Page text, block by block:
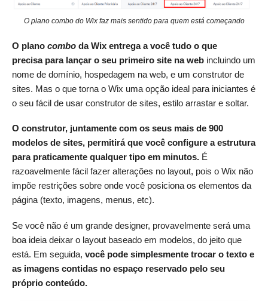
O plano combo do Wix faz mais sentido para quem está começando
O plano combo da Wix entrega a você tudo o que
precisapara lançar o seu primeiro site na web incluindo um
nome de domínio, hospedagem na web, e um construtor de
sites. Mas o que torna o Wix uma opção ideal para iniciantes é
o seu fácil de usar construtor de sites, estilo arrastar e soltar.
O construtor, juntamente com os seus mais de 900
modelos de sites, permitirá que você configure a estrutura
para praticamente qualquer tipo em minutos. É
razoavelmente fácil fazer alterações no layout, pois o Wix não
impõe restrições sobre onde você posiciona os elementos da
página (texto, imagens, menus, etc).
Se você não é um grande designer, provavelmente será uma
boa ideia deixar o layout baseado em modelos, do jeito que
está. Em seguida, você pode simplesmente trocar o texto e
as imagens contidas no espaço reservado pelo seu
próprio conteúdo.